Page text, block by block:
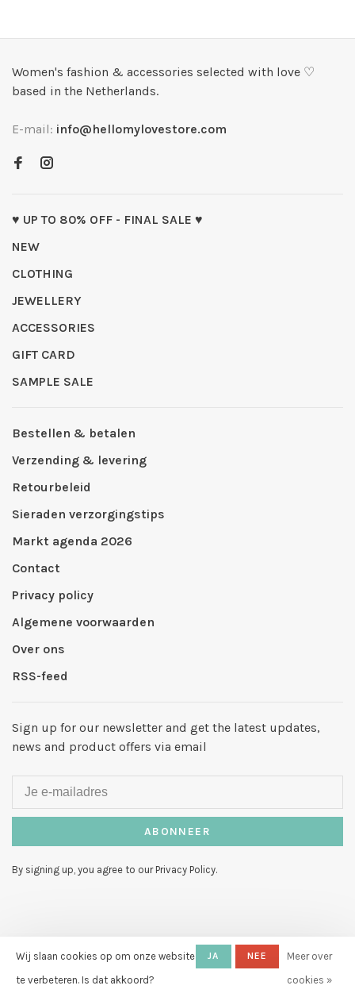
Women's fashion & accessories selected with love ♡
based in the Netherlands.
E-mail: info@hellomylovestore.com
♥ UP TO 80% OFF - FINAL SALE ♥
NEW
CLOTHING
JEWELLERY
ACCESSORIES
GIFT CARD
SAMPLE SALE
Bestellen & betalen
Verzending & levering
Retourbeleid
Sieraden verzorgingstips
Markt agenda 2026
Contact
Privacy policy
Algemene voorwaarden
Over ons
RSS-feed
Sign up for our newsletter and get the latest updates,
news and product offers via email
ABONNEER
By signing up, you agree to our Privacy Policy.
© Copyright 2026 Hello My Love-
Huysmans.me
Wij slaan cookies op om onze website
te verbeteren. Is dat akkoord?
JA NEE
Meer over
cookies »